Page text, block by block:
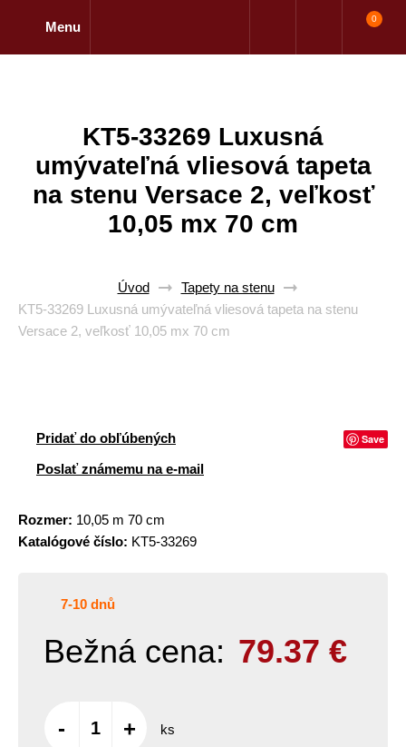
Menu
0
KT5-33269 Luxusná
umývateľná vliesová tapeta
na stenu Versace 2, veľkosť
10,05 mx 70 cm
Úvod
Tapety na stenu
KT5-33269 Luxusná umývateľná vliesová tapeta na stenu
Versace 2, veľkosť 10,05 mx 70 cm
Pridať do obľúbených Save
Poslať známemu na e-mail
Rozmer: 10,05 m 70 cm
Katalógové číslo: KT5-33269
7-10 dnů
Bežná cena: 79.37 €
- + ks